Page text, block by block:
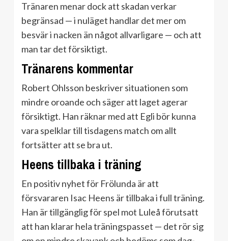
Tränaren menar dock att skadan verkar
begränsad — i nuläget handlar det mer om
besvär i nacken än något allvarligare — och att
man tar det försiktigt.
Tränarens kommentar
Robert Ohlsson beskriver situationen som
mindre oroande och säger att laget agerar
försiktigt. Han räknar med att Egli bör kunna
vara spelklar till tisdagens match om allt
fortsätter att se bra ut.
Heens tillbaka i träning
En positiv nyhet för Frölunda är att
försvararen Isac Heens är tillbaka i full träning.
Han är tillgänglig för spel mot Luleå förutsatt
att han klarar hela träningspasset — det rör sig